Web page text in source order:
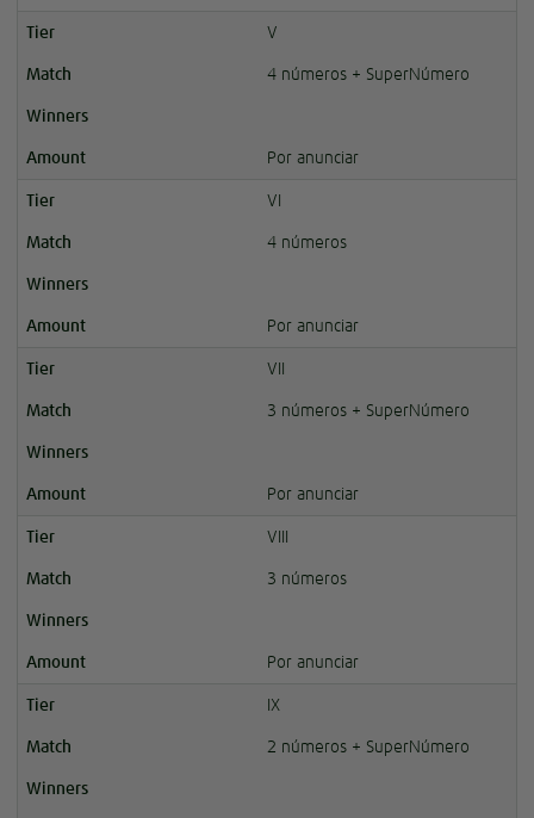
V
4 números + SuperNúmero
Por anunciar
VI
4 números
Por anunciar
VII
3 números + SuperNúmero
Por anunciar
VIII
3 números
Por anunciar
IX
2 números + SuperNúmero